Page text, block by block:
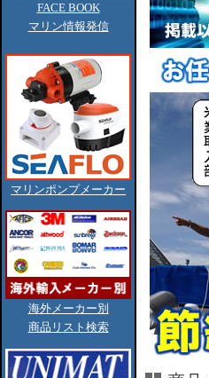
FACE BOOK
マリン情報発信
マリンポンプメーカー
海外メーカー別
商品リスト検索